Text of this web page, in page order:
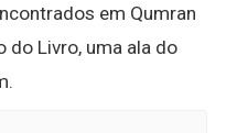
em Qumran
do Livro, uma ala do